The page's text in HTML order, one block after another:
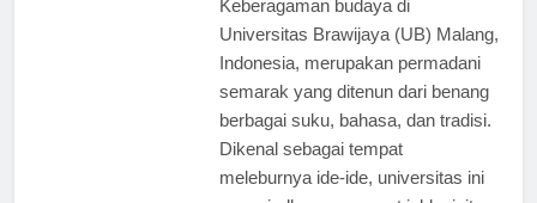
Keberagaman budaya di
Universitas Brawijaya (UB) Malang,
Indonesia, merupakan permadani
semarak yang ditenun dari benang
berbagai suku, bahasa, dan tradisi.
Dikenal sebagai tempat
meleburnya ide-ide, universitas ini